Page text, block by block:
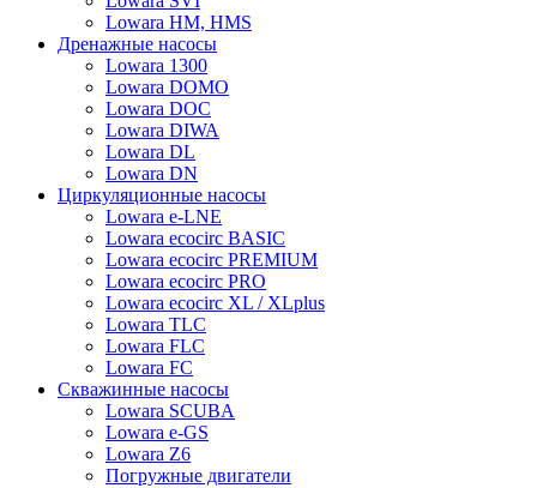
Lowara HM, HMS
Дренажные насосы
Lowara 1300
Lowara DOMO
Lowara DOC
Lowara DIWA
Lowara DL
Lowara DN
Циркуляционные насосы
Lowara e-LNE
Lowara ecocirc BASIC
Lowara ecocirc PREMIUM
Lowara ecocirc PRO
Lowara ecocirc XL / XLplus
Lowara TLC
Lowara FLC
Lowara FC
Скважинные насосы
Lowara SCUBA
Lowara e-GS
Lowara Z6
Погружные двигатели